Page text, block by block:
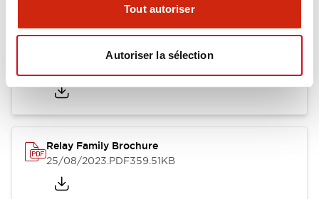
Tout autoriser
Autoriser la sélection
RJ Series Slim Power Relays (PC Board Terminal)
Relay Family Brochure
25/08/2023.PDF359.51KB